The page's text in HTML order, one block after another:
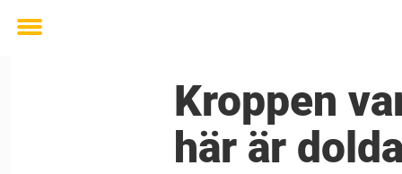
Toggle
Kroppen
här är